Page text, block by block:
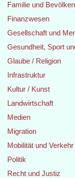
Familie und
Finanzwesen
Gesellschaft und
Gesundheit, Sport
Glaube / Religion
Infrastruktur
Kultur / Kunst
Landwirtschaft
Medien
Migration
Mobilität und Verkehr
Politik
Recht und Justiz